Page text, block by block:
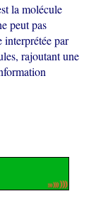
la molécule
peut pas
interprétée par
rajoutant une